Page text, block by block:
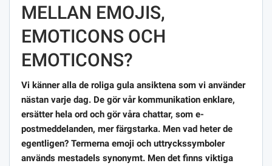
MELLAN EMOJIS,
EMOTICONS OCH
EMOTICONS?
Vi känner alla de roliga gula ansiktena som vi använder
nästan varje dag. De gör vår kommunikation enklare,
ersätter hela ord och gör våra chattar, som e-
postmeddelanden, mer färgstarka. Men vad heter de
egentligen? Termerna emoji och uttryckssymboler
används mestadels synonymt. Men det finns viktiga